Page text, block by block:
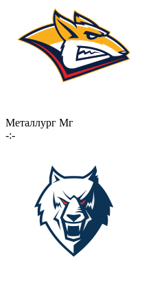
Металлург Мг
-:-